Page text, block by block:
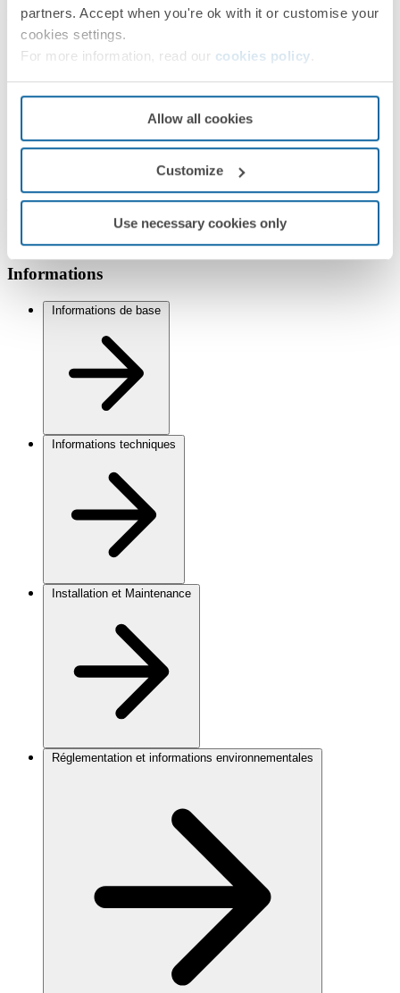
partners. Accept when you're ok with it or customise your
cookies settings.
For more information, read our cookies policy
Allow all cookies
Customize
Use necessary cookies only
EMBALLAGE :
5 Unités
Série
Simon 82
Séries compatibles
Simon 82 NatureSimon 82
Finitions
Sélectionné :
Informations